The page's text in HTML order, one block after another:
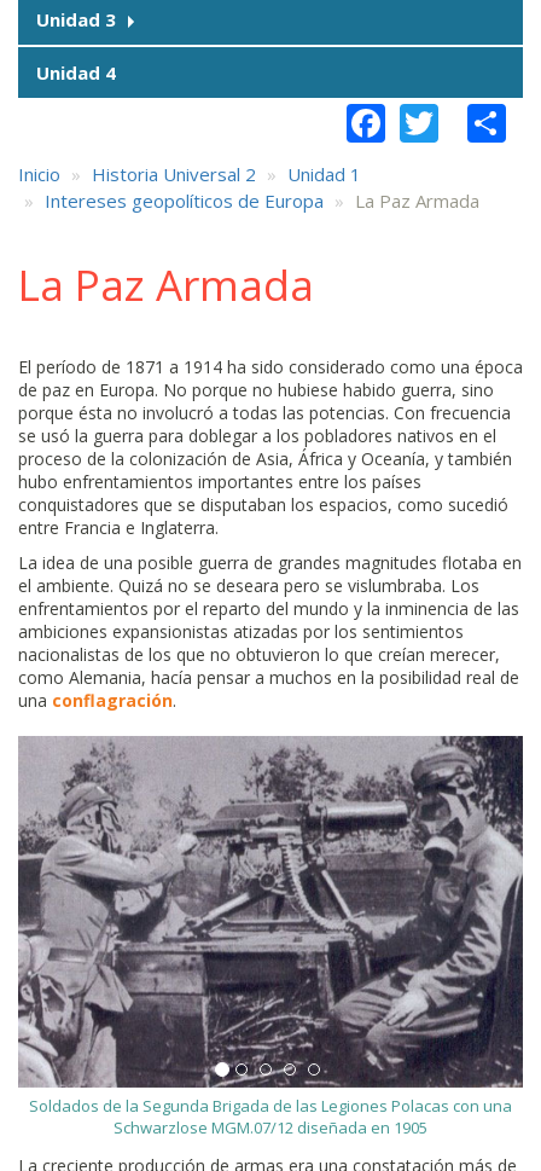
Unidad 3
Unidad 4
Inicio Historia Universal 2
Unidad 1
Intereses geopolíticos de Europa
La Paz Armada
La Paz Armada
El período de 1871 a 1914 ha sido considerado como una época
de paz en Europa. No porque no hubiese habido guerra, sino
porque ésta no involucró a todas las potencias. Con frecuencia
se usó la guerra para doblegar a los pobladores nativos en el
proceso de la colonización de Asia, África y Oceanía, y también
hubo enfrentamientos importantes entre los países
conquistadores que se disputaban los espacios, como sucedió
entre Francia e Inglaterra.
La idea de una posible guerra de grandes magnitudes flotaba en
el ambiente. Quizá no se deseara pero se vislumbraba. Los
enfrentamientos por el reparto del mundo y la inminencia de las
ambiciones expansionistas atizadas por los sentimientos
nacionalistas de los que no obtuvieron lo que creían merecer,
como Alemania, hacía pensar a muchos en la posibilidad real de
una conflagración.
Soldados de la Segunda Brigada de las Legiones Polacas con una
Schwarzlose MGM.07/12 diseñada en 1905
La creciente producción de armas era una constatación más de